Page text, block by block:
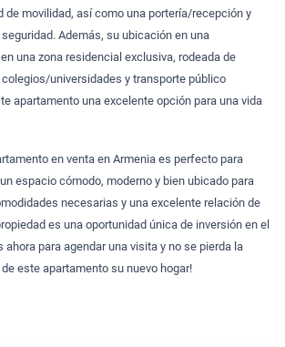
de movilidad, así como una portería/recepción y
Además, su ubicación en una
una zona residencial exclusiva, rodeada de
universidades y transporte público
apartamento una excelente opción para una vida
en venta en Armenia es perfecto para
espacio cómodo, moderno y bien ubicado para
necesarias y una excelente relación de
es una oportunidad única de inversión en el
ahora para agendar una visita y no se pierda la
este apartamento su nuevo hogar!